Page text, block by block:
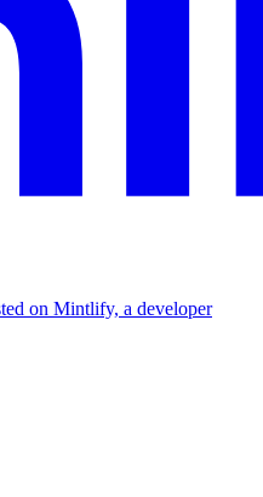
on Mintlify, a developer